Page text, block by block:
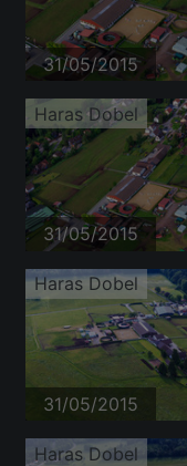
31/05/2015
Haras Dobel
31/05/2015
Haras Dobel
31/05/2015
Haras Dobel